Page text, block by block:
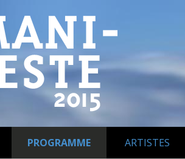
PROGRAMME ARTISTES